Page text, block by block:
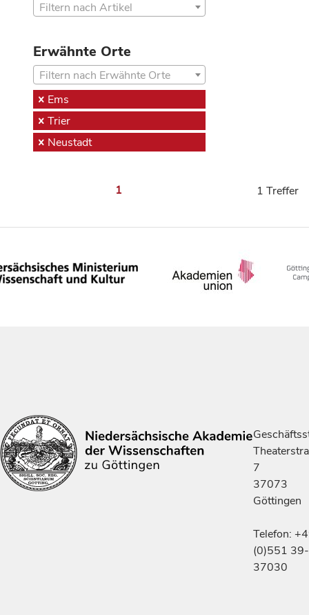
Filtern nach Artikel
Erwähnte Orte
Filtern nach Erwähnte Orte
Ems
Trier
Neustadt
1 1 Treffer
7
37073
Göttingen
Telefon:
(0)551 39-
37030